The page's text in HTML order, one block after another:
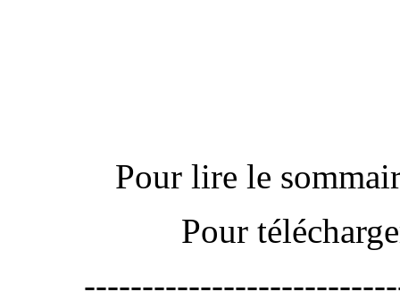
Pour lire le
Pour